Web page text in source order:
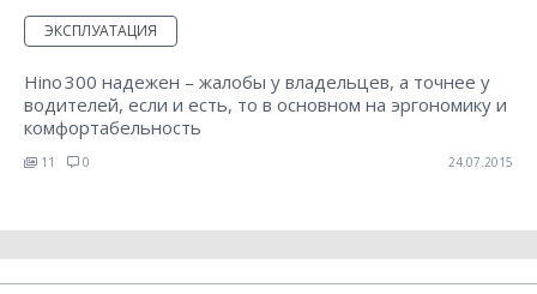
ЭКСПЛУАТАЦИЯ
Hino 300 надежен – жалобы у владельцев, а точнее у
водителей, если и есть, то в основном на эргономику и
комфортабельность
11 0 24.07.2015